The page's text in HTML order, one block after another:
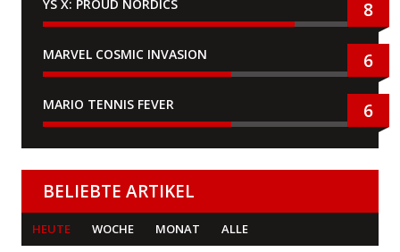
YS X: PROUD NORDICS 8
MARVEL COSMIC INVASION 6
MARIO TENNIS FEVER 6
BELIEBTE ARTIKEL
HEUTE WOCHE MONAT ALLE